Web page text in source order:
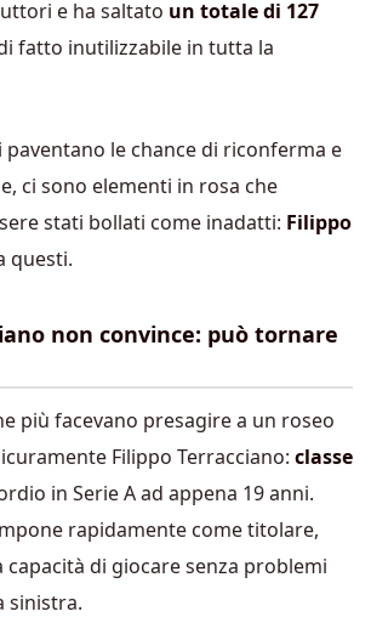
e ha saltato un totale di 127
fatto inutilizzabile in tutta la
paventano le chance di riconferma e
ci sono elementi in rosa che
stati bollati come inadatti: Filippo
questi.
non convince: può tornare
più facevano presagire a un roseo
Filippo Terracciano: classe
in Serie A ad appena 19 anni.
rapidamente come titolare,
di giocare senza problemi
sinistra.